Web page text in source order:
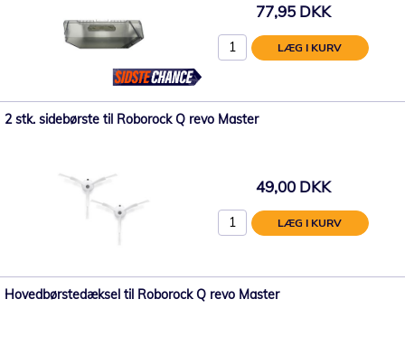
77,95 DKK
LÆG I KURV
2 stk. sidebørste til Roborock Q revo Master
49,00 DKK
LÆG I KURV
Hovedbørstedæksel til Roborock Q revo Master